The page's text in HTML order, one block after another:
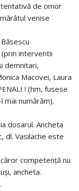
tentativă de omor
venise
interventii
demnitari,
Macovei, Laura
! (hm, fusese
mai numărăm).
dosarul. Ancheta
dl. Vasilache este
competență nu
ancheta.